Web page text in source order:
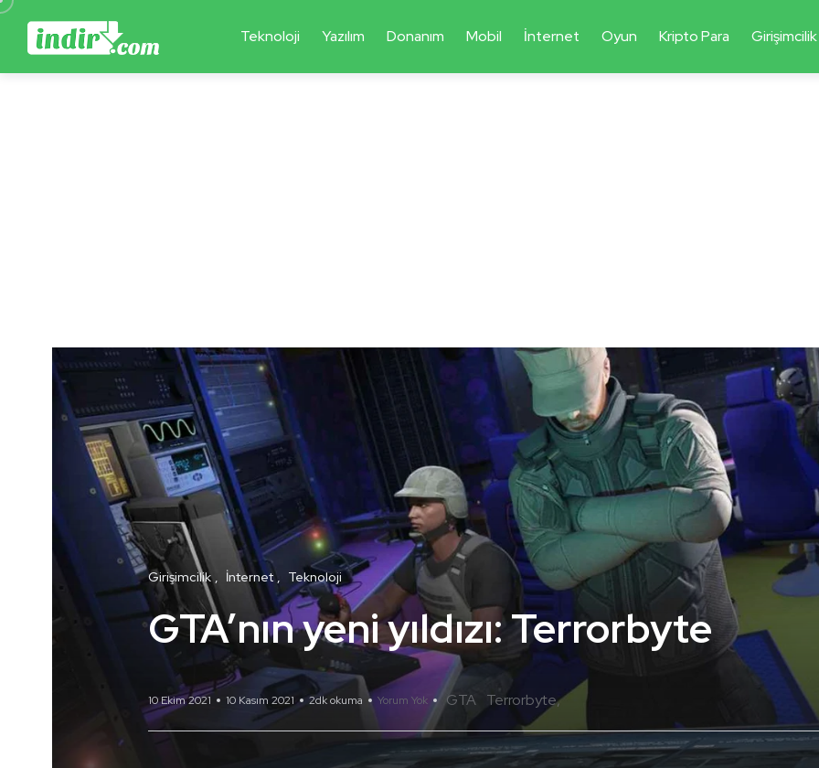
Teknoloji Yazılım Donanım Mobil İnternet Oyun Kripto Para Girişimcilik
Girişimcilik İnternet Teknoloji
GTA’nın yeni yıldızı: Terrorbyte
10 Ekim 2021 10 Kasım 2021 2dk okuma Yorum Yok GTA Terrorbyte